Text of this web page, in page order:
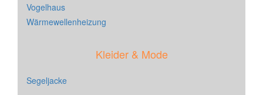
Vogelhaus
Wärmewellenheizung
Kleider & Mode
Segeljacke